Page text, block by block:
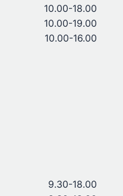
10.00-18.00
10.00-19.00
10.00-16.00
9.30-18.00